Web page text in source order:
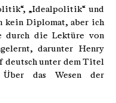
„Idealpolitik“ und
kein Diplomat, aber ich
durch die Lektüre von
darunter Henry
deutsch unter dem Titel
das Wesen der